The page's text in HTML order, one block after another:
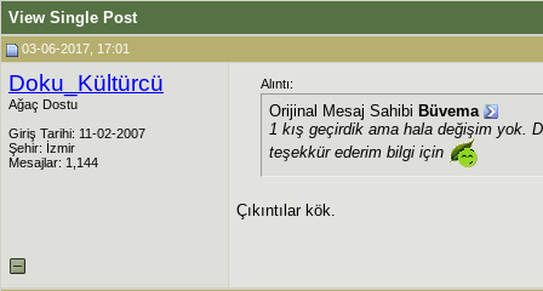
View Single Post
03-06-2017, 17:01
Doku_Kültürcü
Ağaç Dostu
Giriş Tarihi: 11-02-2007
Şehir: İzmir
Mesajlar: 1,144
Alıntı:
Orijinal Mesaj Sahibi Büvema
1 kış geçirdik ama hala değişim yok.
teşekkür ederim bilgi için
Çıkıntılar kök.